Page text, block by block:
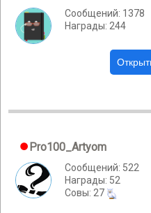
Сообщений: 1378
Награды: 244
Pro100_Artyom
Сообщений: 522
Награды: 52
Cовы: 27